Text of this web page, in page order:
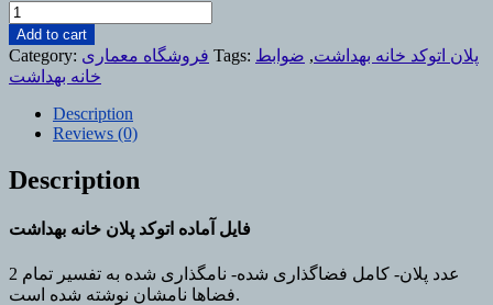
پلان
اتوکد
خانه
بهداشت
quantity
Add to cart
Category: فروشگاه معماری Tags: پلان اتوکد خانه بهداشت, ضوابط
خانه بهداشت
Description
Reviews (0)
Description
فایل آماده اتوکد پلان خانه بهداشت
2 عدد پلان- کامل فضاگذاری شده- نامگذاری شده به تفسیر تمام
فضاها نامشان نوشته شده است.